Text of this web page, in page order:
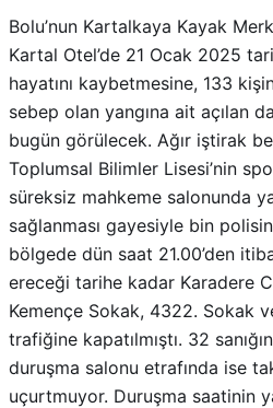
Bolu’nun Kartalkaya Kayak
Kartal Otel’de 21 Ocak 2025
hayatını kaybetmesine, 133
sebep olan yangına ait açılan
bugün görülecek. Ağır iştirak
Toplumsal Bilimler Lisesi’nin
süreksiz mahkeme salonunda
sağlanması gayesiyle bin
bölgede dün saat 21.00’den
ereceği tarihe kadar Karadere
Kemençe Sokak, 4322. Sokak
trafiğine kapatılmıştı. 32
duruşma salonu etrafında ise
uçurtmuyor. Duruşma saatinin